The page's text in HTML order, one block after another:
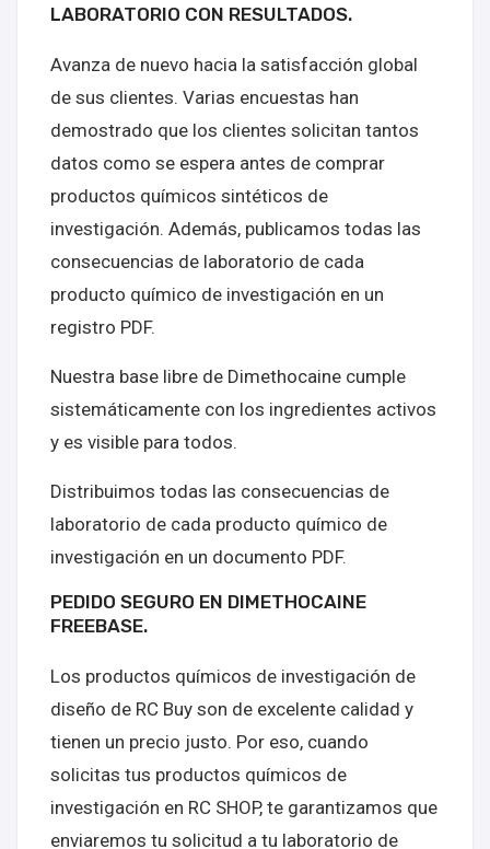
LABORATORIO CON RESULTADOS.
Avanza de nuevo hacia la satisfacción global
de sus clientes. Varias encuestas han
demostrado que los clientes solicitan tantos
datos como se espera antes de comprar
productos químicos sintéticos de
investigación. Además, publicamos todas las
consecuencias de laboratorio de cada
producto químico de investigación en un
registro PDF.
Nuestra base libre de Dimethocaine cumple
sistemáticamente con los ingredientes activos
y es visible para todos.
Distribuimos todas las consecuencias de
laboratorio de cada producto químico de
investigación en un documento PDF.
PEDIDO SEGURO EN DIMETHOCAINE
FREEBASE.
Los productos químicos de investigación de
diseño de RC Buy son de excelente calidad y
tienen un precio justo. Por eso, cuando
solicitas tus productos químicos de
investigación en RC SHOP, te garantizamos que
enviaremos tu solicitud a tu laboratorio de